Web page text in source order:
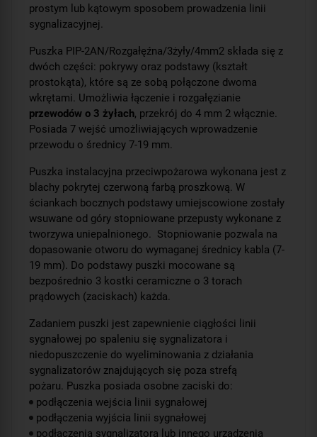
prostym lub kątowym sposobem prowadzenia linii
sygnalizacyjnej.
Puszka PIP-2AN/Rozgałęźna/3żyły/4mm2 składa się z
dwóch części: pokrywy oraz podstawy (kształt
prostokąta), które są ze sobą połączone dwoma
wkrętami. Umożliwia łączenie i rozgałęzianie
przewodów o 3 żyłach, przekrój do 4 mm 2 włącznie.
Posiada 7 wejść umożliwiających wprowadzenie
przewodu o średnicy 7-19 mm.
Puszka instalacyjna przeciwpożarowa wykonana jest z
blachy pokrytej czerwoną farbą proszkową. W
ściankach bocznych podstawy umiejscowione zostały
wsuwane od góry stopniowane przepusty wykonane z
tworzywa uniepalnionego. Stopniowanie pozwala na
dopasowanie otworu do wymaganej średnicy kabla (7-
19 mm). Do podstawy puszki mocowane są
bezpośrednio 3 kostki ceramiczne o 3 torach
prądowych (zaciskach) każda.
Zadaniem puszki jest zapewnienie ciągłości linii
sygnałowej po spaleniu się sygnalizatora i
niedopuszczenie do wyeliminowania z działania
sygnalizatorów znajdujących się poza strefą
pożaru. Puszka posiada osobne zaciski do:
podłączenia wejścia linii sygnałowej
podłączenia wyjścia linii sygnałowej
podłączenia sygnalizatora lub innego urządzenia